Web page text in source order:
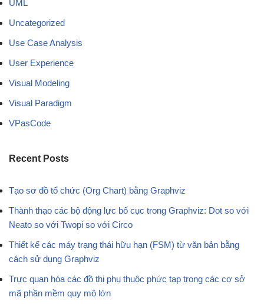
UML
Uncategorized
Use Case Analysis
User Experience
Visual Modeling
Visual Paradigm
VPasCode
Recent Posts
Tạo sơ đồ tổ chức (Org Chart) bằng Graphviz
Thành thạo các bộ động lực bố cục trong Graphviz: Dot so với
Neato so với Twopi so với Circo
Thiết kế các máy trạng thái hữu hạn (FSM) từ văn bản bằng
cách sử dụng Graphviz
Trực quan hóa các đồ thị phụ thuộc phức tạp trong các cơ sở
mã phần mềm quy mô lớn